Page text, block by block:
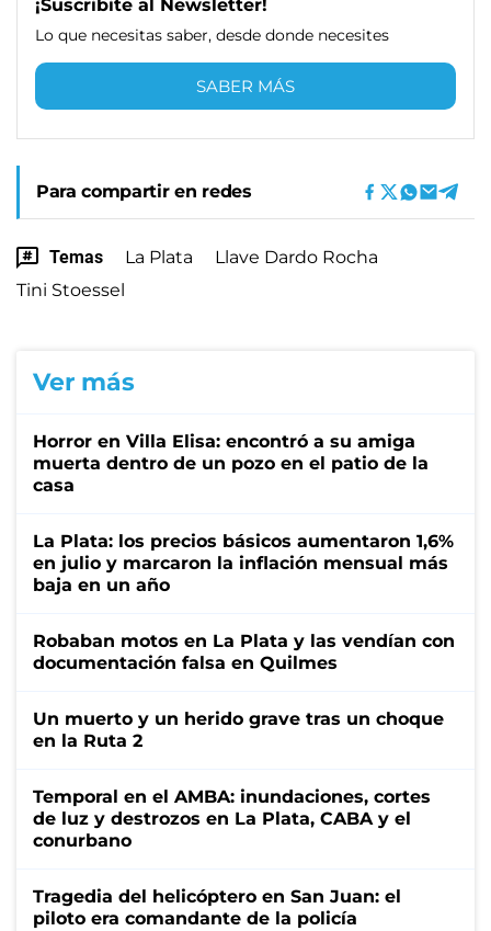
¡Suscribite al Newsletter!
Lo que necesitas saber, desde donde necesites
SABER MÁS
Para compartir en redes
Temas La Plata
Llave Dardo Rocha
Tini Stoessel
Ver más
Horror en Villa Elisa: encontró a su amiga
muerta dentro de un pozo en el patio de la
casa
La Plata: los precios básicos aumentaron 1,6%
en julio y marcaron la inflación mensual más
baja en un año
Robaban motos en La Plata y las vendían con
documentación falsa en Quilmes
Un muerto y un herido grave tras un choque
en la Ruta 2
Temporal en el AMBA: inundaciones, cortes
de luz y destrozos en La Plata, CABA y el
conurbano
Tragedia del helicóptero en San Juan: el
piloto era comandante de la policía